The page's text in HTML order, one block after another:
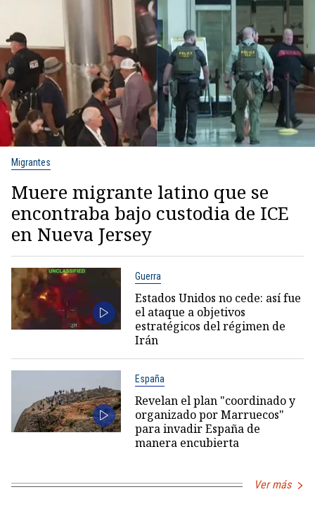
Migrantes
Muere migrante latino que se
encontraba bajo custodia de ICE
en Nueva Jersey
Guerra
Estados Unidos no cede: así fue
el ataque a objetivos
estratégicos del régimen de
Irán
España
Revelan el plan "coordinado y
organizado por Marruecos"
para invadir España de
manera encubierta
Ver más